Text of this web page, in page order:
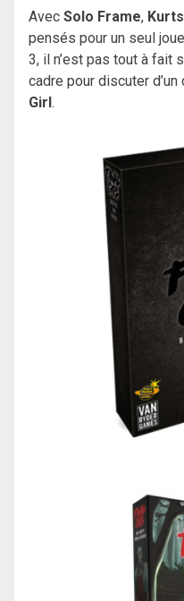
Avec Solo Frame, Kurts
pensés pour un seul
3, il n’est pas tout à fait
cadre pour discuter
Girl.